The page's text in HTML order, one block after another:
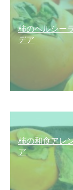
柿のヘルシー
デア
柿の和食アレ
ア